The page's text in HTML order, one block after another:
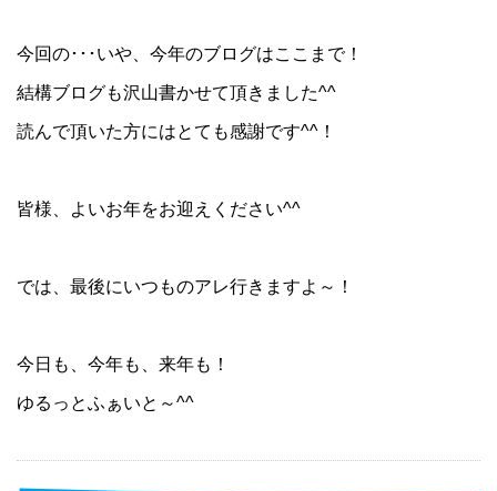
今回の･･･いや、今年のブログはここまで！
結構ブログも沢山書かせて頂きました^^
読んで頂いた方にはとても感謝です^^！
皆様、よいお年をお迎えください^^
では、最後にいつものアレ行きますよ～！
今日も、今年も、来年も！
ゆるっとふぁいと～^^